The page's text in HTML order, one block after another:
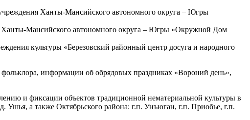
Ханты-Мансийского автономного округа – Югры
Ханты-Мансийского автономного округа – Югры «Окружной Дом
культуры «Березовский районный центр досуга и народного
информации об обрядовых праздниках «Вороний день»,
и фиксации объектов традиционной нематериальной культуры в
а также Октябрьского района: г.п. Унъюган, г.п. Приобье, г.п.